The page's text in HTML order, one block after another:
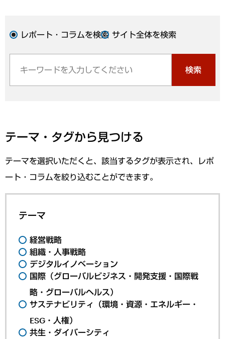
レポート・コラムを検索 サイト全体を検索
検索
テーマ・タグから見つける
テーマを選択いただくと、該当するタグが表示され、レポ
ート・コラムを絞り込むことができます。
テーマ
経営戦略
組織・人事戦略
デジタルイノベーション
国際（グローバルビジネス・開発支援・国際戦
略・グローバルヘルス）
サステナビリティ（環境・資源・エネルギー・
ESG・人権）
共生・ダイバーシティ